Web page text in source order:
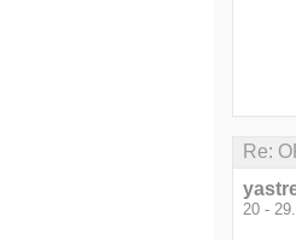
Re:
20 -